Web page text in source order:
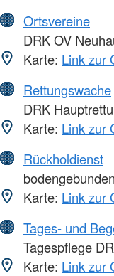
Ortsvereine
DRK OV
Karte: Link zur
Rettungswache
DRK
Karte: Link zur
Rückholdienst
Karte: Link zur
Tages- und
Tagespflege
Karte: Link zur